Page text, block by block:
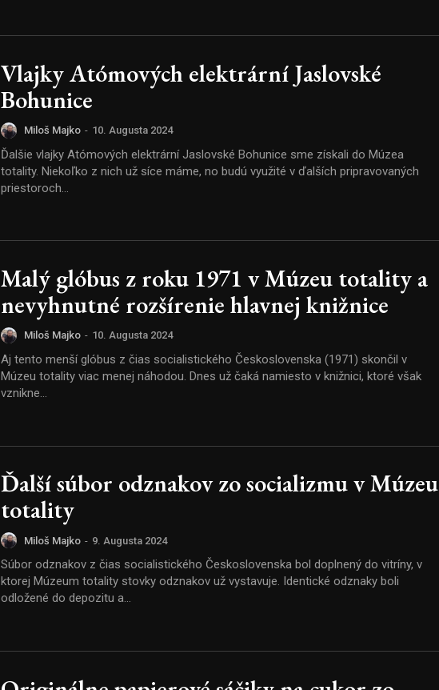
Vlajky Atómových elektrární Jaslovské
Bohunice
Miloš Majko - 10. Augusta 2024
Ďalšie vlajky Atómových elektrární Jaslovské Bohunice sme získali do Múzea
totality. Niekoľko z nich už síce máme, no budú využité v ďalších pripravovaných
priestoroch...
Malý glóbus z roku 1971 v Múzeu totality a
nevyhnutné rozšírenie hlavnej knižnice
Miloš Majko - 10. Augusta 2024
Aj tento menší glóbus z čias socialistického Československa (1971) skončil v
Múzeu totality viac menej náhodou. Dnes už čaká namiesto v knižnici, ktoré však
vznikne...
Ďalší súbor odznakov zo socializmu v Múzeu
totality
Miloš Majko - 9. Augusta 2024
Súbor odznakov z čias socialistického Československa bol doplnený do vitríny, v
ktorej Múzeum totality stovky odznakov už vystavuje. Identické odznaky boli
odložené do depozitu a...